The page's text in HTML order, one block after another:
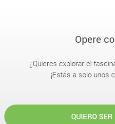
Opere
¿Quieres explorar el
¡Estás a solo unos
QUIERO